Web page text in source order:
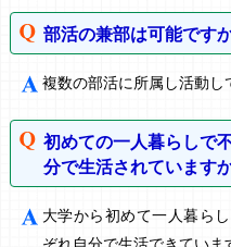
部活の兼部は可能です
複数の部活に所属し活動し
初めての一人暮らしで
分で生活されています
大学から初めて一人暮ら